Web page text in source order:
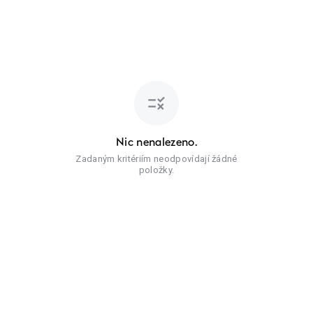
rule
Nic nenalezeno.
Zadaným kritériím neodpovídají žádné
položky.